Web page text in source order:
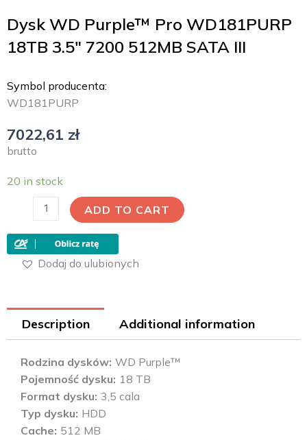
Dysk WD Purple™ Pro WD181PURP
18TB 3.5″ 7200 512MB SATA III
Symbol producenta:
WD181PURP
7022,61 zł
brutto
20 in stock
ADD TO CART
Dodaj do ulubionych
Description Additional information
Rodzina dysków WD Purple™
Pojemność dysku 18 TB
Format dysku 3,5 cala
Typ dysku HDD
Cache 512 MB